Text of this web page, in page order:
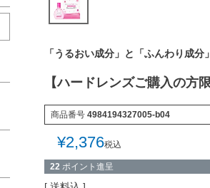
「うるおい成分」と「ふんわり成
【ハードレンズご購入の方
商品番号 4984194327005-b04
¥2,376税込
22 ポイント進呈